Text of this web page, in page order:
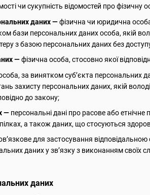
чи сукупність відомостей про
даних —фізична чи юридична
бази персональних даних особа, якій
з базою персональних даних без
—фізична особа, стосовно якої
за винятком суб’єкта персональних
захисту персональних даних, якій
до закону;
— персональні дані про расове або етнічне
а також даних, що стосуються
для застосування
даних у зв’язку з виконанням своїх
даних